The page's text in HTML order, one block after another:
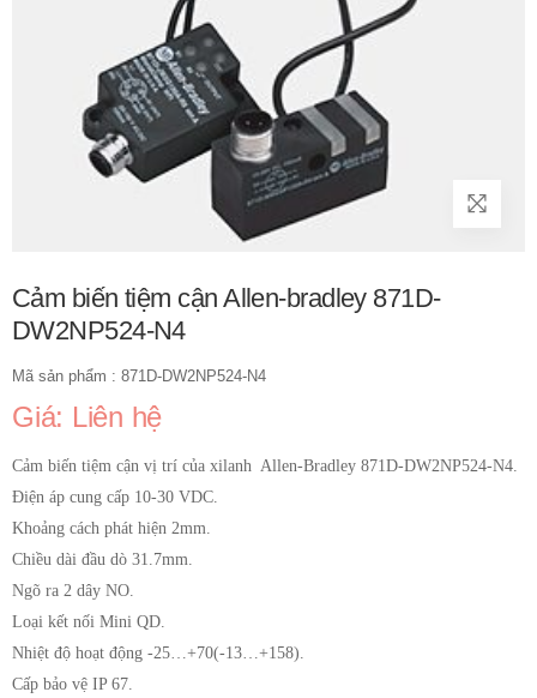
Cảm biến tiệm cận Allen-bradley 871D-
DW2NP524-N4
Mã sản phẩm : 871D-DW2NP524-N4
Giá: Liên hệ
Cảm biến tiệm cận vị trí của xilanh Allen-Bradley 871D-DW2NP524-N4.
Điện áp cung cấp 10-30 VDC.
Khoảng cách phát hiện 2mm.
Chiều dài đầu dò 31.7mm.
Ngõ ra 2 dây NO.
Loại kết nối Mini QD.
Nhiệt độ hoạt động -25…+70(-13…+158).
Cấp bảo vệ IP 67.